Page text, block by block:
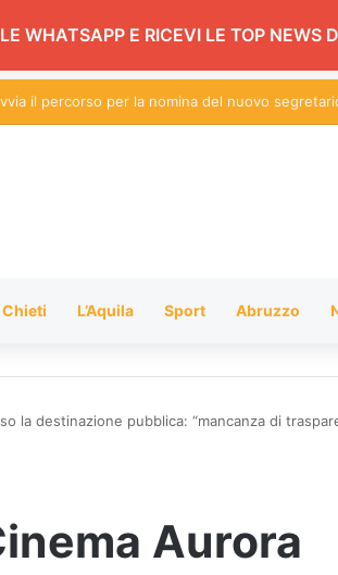
WHATSAPP E RICEVI LE TOP NEWS
Comunali: approvato l’atto di indirizzo per
Chieti L’Aquila Sport Abruzzo
la destinazione pubblica: “mancanza di
Aurora